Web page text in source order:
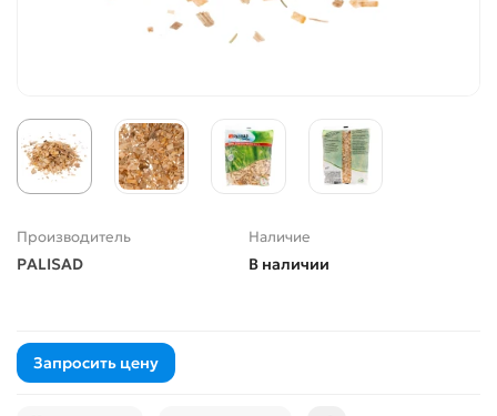
Производитель
PALISAD
Наличие
В наличии
Запросить цену